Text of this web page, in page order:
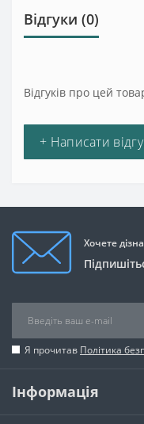
Відгуки (0)
Відгуків про цей
+ Написати
Хочете
Я прочитав Політика
Інформація